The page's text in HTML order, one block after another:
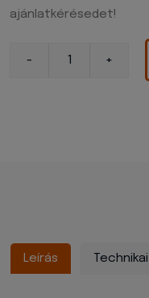
ajánlatkérésedet!
Leírás